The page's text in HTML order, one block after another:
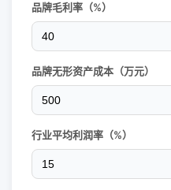
品牌毛利率（%）
品牌无形资产成本（万元）
行业平均利润率（%）